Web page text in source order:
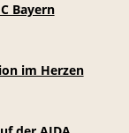
Bayern
im Herzen